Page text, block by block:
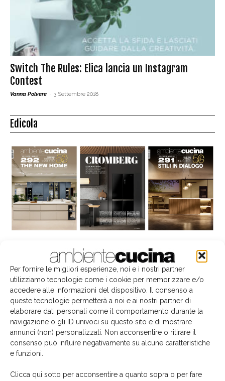
Per fornire le migliori esperienze, noi e i nostri partner
utilizziamo tecnologie come i cookie per memorizzare e/o
accedere alle informazioni del dispositivo. Il consenso a
queste tecnologie permetterà a noi e ai nostri partner di
elaborare dati personali come il comportamento durante la
navigazione o gli ID univoci su questo sito e di mostrare
annunci (non) personalizzati. Non acconsentire o ritirare il
consenso può influire negativamente su alcune caratteristiche
e funzioni.
Clicca qui sotto per acconsentire a quanto sopra o per fare
Switch The Rules: Elica lancia un Instagram
Contest
Vanna Polvere - 3 Settembre 2018
Edicola
La biblioteca dei brand